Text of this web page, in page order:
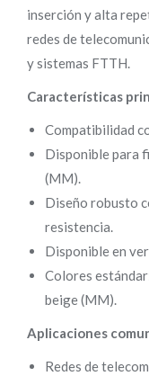
inserción y alta
redes de
y sistemas FTTH.
Características
Compatibilidad
Disponible para
(MM).
Diseño robusto
resistencia.
Disponible en
Colores
beige (MM).
Aplicaciones
Redes de